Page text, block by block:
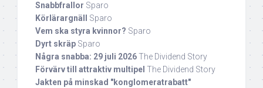
Snabbfrallor Sparo
Körlärargnäll
Sparo
Vem ska styra kvinnor? Sparo
Dyrt skräp Sparo
Några snabba: 29 juli 2026The Dividend Story
Förvärv till attraktiv multipel The Dividend Story
Jakten på minskad "konglomeratrabatt"